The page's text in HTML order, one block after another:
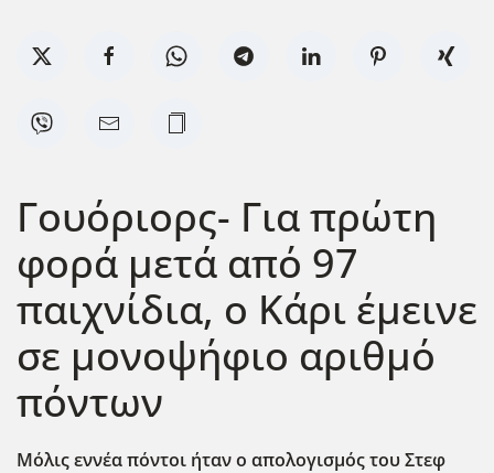
Γουόριορς- Για πρώτη
φορά μετά από 97
παιχνίδια, ο Κάρι έμεινε
σε μονοψήφιο αριθμό
πόντων
Μόλις εννέα πόντοι ήταν ο απολογισμός του Στεφ